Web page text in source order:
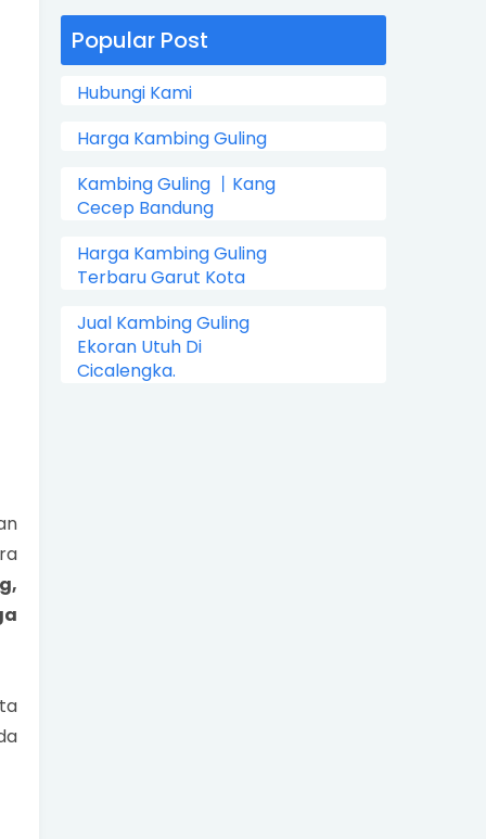
Popular Post
Hubungi Kami
Harga Kambing Guling
Kambing Guling 丨Kang
Cecep Bandung
Harga Kambing Guling
Terbaru Garut Kota
Jual Kambing Guling
Ekoran Utuh Di
Cicalengka.